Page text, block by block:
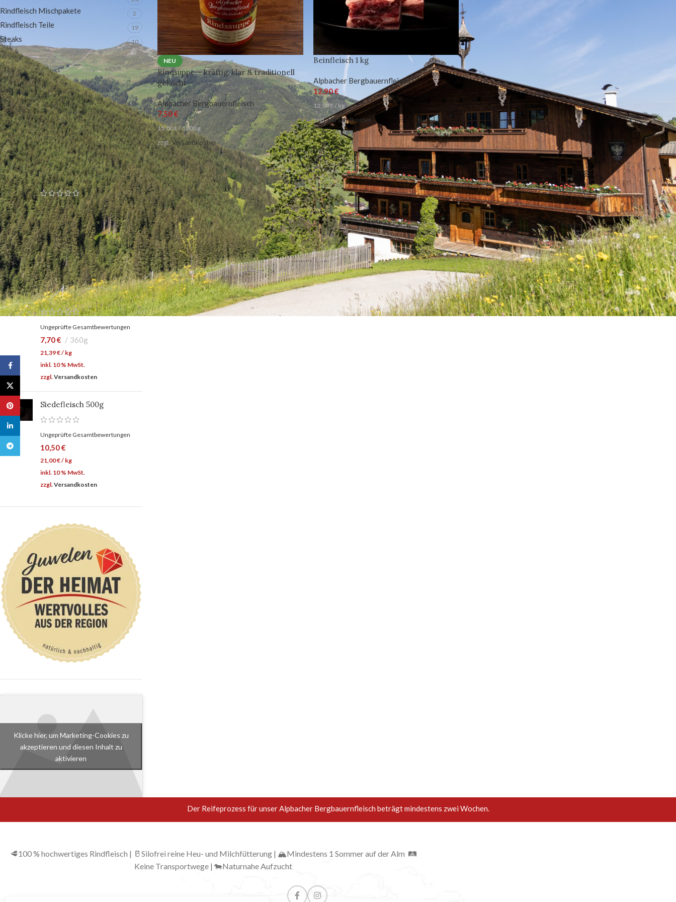
Rindfleisch Mischpakete 2
Rindfleisch Teile 19
Steaks 10
NACH PRODUKT STATUS FILTERN
In Aktion
Auf Lager
BELIEBTESTE PRODUKTE
Rindfleischpaket 10kg
Ungeprüfte Gesamtbewertungen
180,00€ 10 KG
18,00€/kg
inkl. 10 % MwSt.
zzgl.Versandkosten
Rindfleisch Burger Patties
zwei Stück (2 x ca. 180g)
Ungeprüfte Gesamtbewertungen
7,70€ 360g
21,39€/ kg
inkl. 10 % MwSt.
zzgl. Versandkosten
Siedefleisch 500g
Ungeprüfte Gesamtbewertungen
10,50€
21,00€/ kg
inkl. 10 % MwSt.
zzgl. Versandkosten
Klicke hier, um Marketing-Cookies zu
akzeptieren und diesen Inhalt zu
aktivieren
NEU
Rindsuppe – kräftig, klar & traditionell
gekocht
Alpbacher Bergbauernfleisch
7,50€
15,00€/1000g
zzgl.Versandkosten
Beinfleisch 1 kg
Alpbacher Bergbauernfleisch
12,90€
12,90€ /kg
zzgl.Versandkosten
Der Reifeprozess für unser Alpbacher Bergbauernfleisch beträgt mindestens zwei Wochen.
🥩100 % hochwertiges Rindfleisch | 🥛Silofrei reine Heu- und Milchfütterung | 🏔Mindestens 1 Sommer auf der Alm 🛤
Keine Transportwege | 🐄Naturnahe Aufzucht
Facebook
Pinterest
linkedin
Telegram